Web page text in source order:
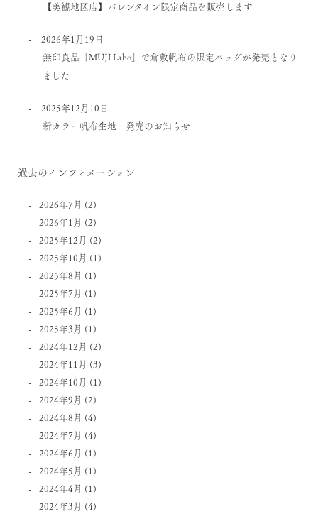
【美観地区店】バレンタイン限定商品を販売します
2026年1月19日
無印良品「MUJI Labo」で倉敷帆布の限定バッグが発売となり
ました
2025年12月10日
新カラー帆布生地 発売のお知らせ
過去のインフォメーション
2026年7月 (2)
2026年1月 (2)
2025年12月 (2)
2025年10月 (1)
2025年8月 (1)
2025年7月 (1)
2025年6月 (1)
2025年3月 (1)
2024年12月 (2)
2024年11月 (3)
2024年10月 (1)
2024年9月 (2)
2024年8月 (4)
2024年7月 (4)
2024年6月 (1)
2024年5月 (1)
2024年4月 (1)
2024年3月 (4)